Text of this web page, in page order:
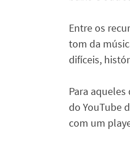
Entre os
tom da
difíceis,
Para
do YouTube
com um